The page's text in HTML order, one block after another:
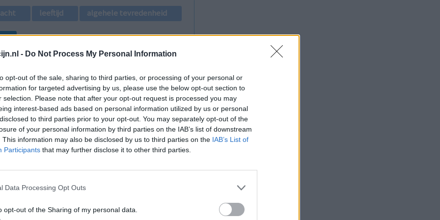
- Do Not Process My Personal Information
opt-out of the sale, sharing to third parties, or processing of your personal or
for targeted advertising by us, please use the below opt-out section to
selection. Please note that after your opt-out request is processed you may
interest-based ads based on personal information utilized by us or personal
to third parties prior to your opt-out. You may separately opt-out of the
of your personal information by third parties on the IAB’s list of downstream
This information may also be disclosed by us to third parties on the IAB’s List of
Participants that may further disclose it to other third parties.
Data Processing Opt Outs
opt-out of the Sharing of my personal data.
leeftijd algehele tevredenheid
1
Effectiviteit
Hoeveelheid bijwerkingen
bittere smaak
was er
af. Ik heb
ook